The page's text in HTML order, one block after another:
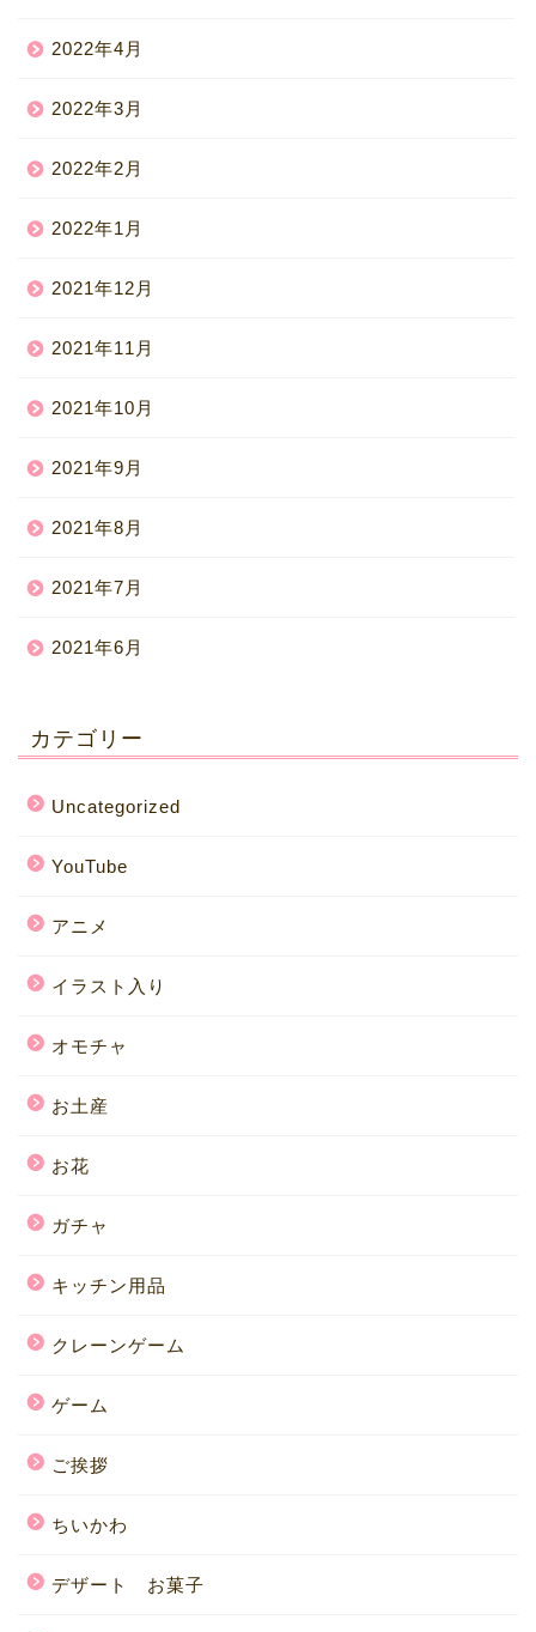
2022年4月
2022年3月
2022年2月
2022年1月
2021年12月
2021年11月
2021年10月
2021年9月
2021年8月
2021年7月
2021年6月
カテゴリー
Uncategorized
YouTube
アニメ
イラスト入り
オモチャ
お土産
お花
ガチャ
キッチン用品
クレーンゲーム
ゲーム
ご挨拶
ちいかわ
デザート お菓子